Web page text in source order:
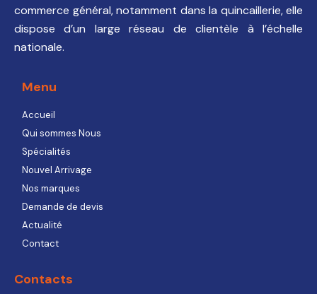
commerce général, notamment dans la quincaillerie, elle
dispose d’un large réseau de clientèle à l’échelle
nationale.
Menu
Accueil
Qui sommes Nous
Spécialités
Nouvel Arrivage
Nos marques
Demande de devis
Actualité
Contact
Contacts